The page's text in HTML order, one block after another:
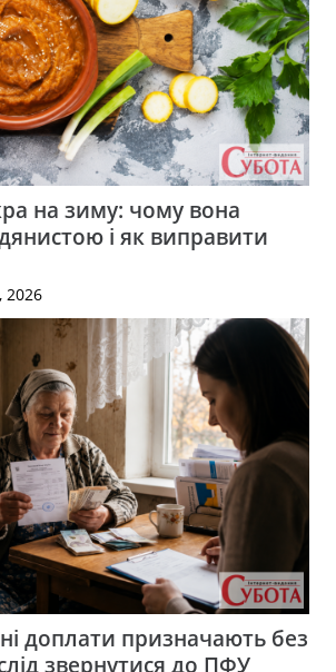
на зиму: чому вона
і як виправити
2026
доплати призначають без
звернутися до ПФУ